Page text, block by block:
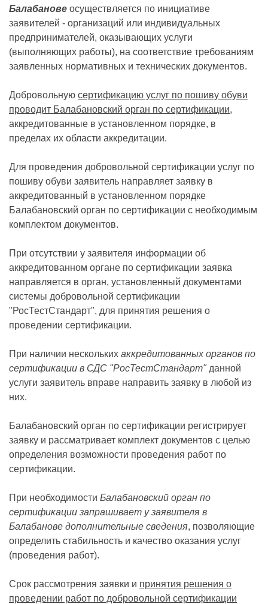
Балабанове осуществляется по инициативе
заявителей - организаций или индивидуальных
предпринимателей, оказывающих услуги
(выполняющих работы), на соответствие требованиям
заявленных нормативных и технических документов.
Добровольную сертификацию услуг по пошиву обуви
проводит Балабановский орган по сертификации,
аккредитованные в установленном порядке, в
пределах их области аккредитации.
Для проведения добровольной сертификации услуг по
пошиву обуви заявитель направляет заявку в
аккредитованный в установленном порядке
Балабановский орган по сертификации с необходимым
комплектом документов.
При отсутствии у заявителя информации об
аккредитованном органе по сертификации заявка
направляется в орган, установленный документами
системы добровольной сертификации
"РосТестСтандарт", для принятия решения о
проведении сертификации.
При наличии нескольких аккредитованных органов по
сертификации в СДС "РосТестСтандарт"данной
услуги заявитель вправе направить заявку в любой из
них.
Балабановский орган по сертификации регистрирует
заявку и рассматривает комплект документов с целью
определения возможности проведения работ по
сертификации.
При необходимости Балабановский орган по
сертификации запрашивает у заявителя в
Балабанове дополнительные сведения, позволяющие
определить стабильность и качество оказания услуг
(проведения работ).
Срок рассмотрения заявки и принятия решения о
проведении работ по добровольной сертификации